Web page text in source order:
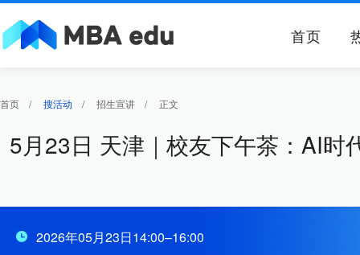
首页
首页 / 搜活动 / 招生宣讲 / 正文
5月23日 天津｜校友下午茶：AI时
2026年05月23日14:00–16:00